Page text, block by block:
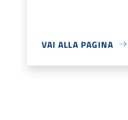
VAI ALLA PAGINA